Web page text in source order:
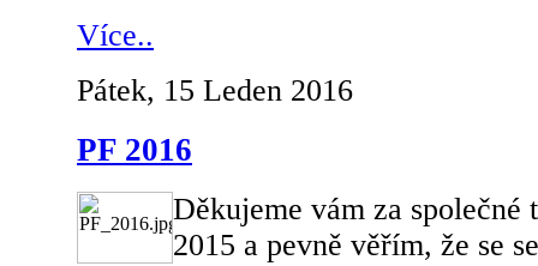
Více..
Pátek, 15 Leden 2016
PF 2016
Děkujeme vám za
2015 a pevně věřím, že se